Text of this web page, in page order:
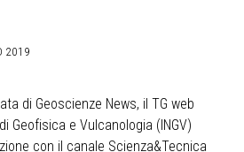
2019
di Geoscienze News, il TG web
Geofisica e Vulcanologia (INGV)
con il canale Scienza&Tecnica